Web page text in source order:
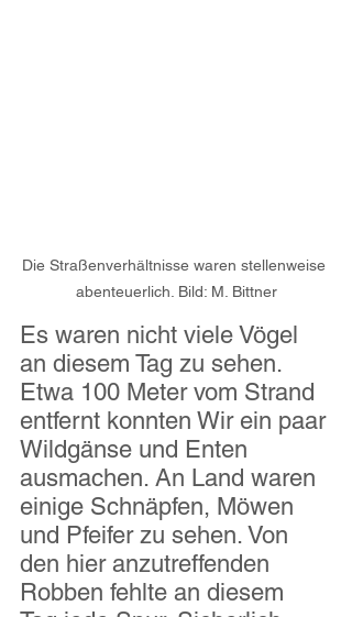
Die Straßenverhältnisse waren stellenweise
abenteuerlich. Bild: M. Bittner
Es waren nicht viele Vögel
an diesem Tag zu sehen.
Etwa 100 Meter vom Strand
entfernt konnten Wir ein paar
Wildgänse und Enten
ausmachen. An Land waren
einige Schnäpfen, Möwen
und Pfeifer zu sehen. Von
den hier anzutreffenden
Robben fehlte an diesem